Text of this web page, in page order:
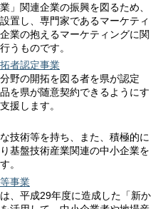
」関連企業の振興を図るため、
置し、専門家であるマーケティ
業の抱えるマーケティングに関
うものです。
者認定事業
野の開拓を図る者を県が認定
を県が随意契約できるようにす
援します。
技術等を持ち、また、積極的に
基盤技術産業関連の中小企業を
。
事業
、平成29年度に造成した「新か